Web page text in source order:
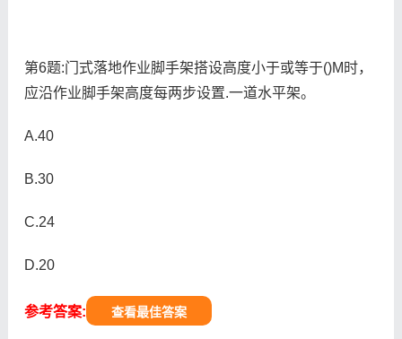
第6题:门式落地作业脚手架搭设高度小于或等于()M时，
应沿作业脚手架高度每两步设置.一道水平架。
A.40
B.30
C.24
D.20
参考答案: 查看最佳答案